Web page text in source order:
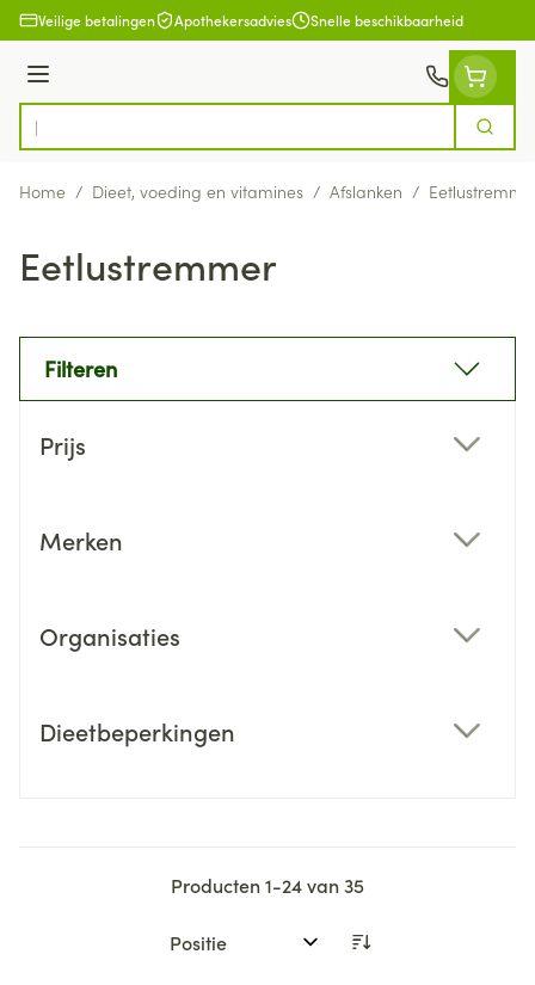
Ga naar de inhoud
Veilige betalingen Apothekersadvies Snelle beschikbaarheid
Menu
Product, merk, categorie...
Zoek
Home / Dieet, voeding en vitamines / Afslanken /
Eetlustremmer
Filteren
Prijs
Merken
Organisaties
Dieetbeperkingen
Producten1-24van35
Sorteer op: